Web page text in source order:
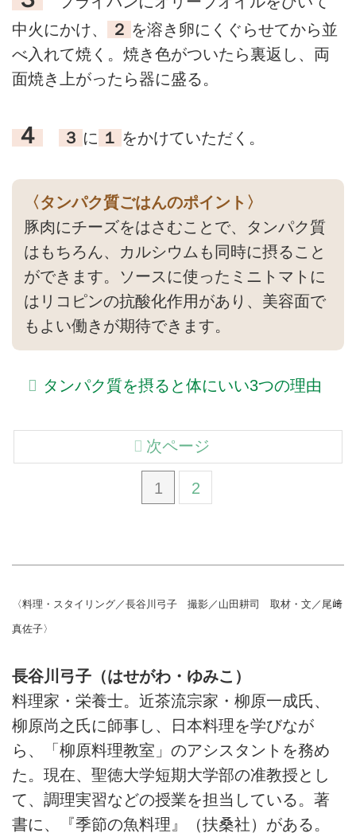
中火にかけ、
２ を溶き卵にくぐらせてから並
べ入れて焼く。焼き色がついたら裏返し、両
面焼き上がったら器に盛る。
４ ３ に １ をかけていただく。
〈タンパク質ごはんのポイント〉
豚肉にチーズをはさむことで、タンパク質
はもちろん、カルシウムも同時に摂ること
ができます。ソースに使ったミニトマトに
はリコピンの抗酸化作用があり、美容面で
もよい働きが期待できます。
タンパク質を摂ると体にいい3つの理由
1 2
次ページ
〈料理・スタイリング／長谷川弓子 撮影／山田耕司 取材・文／尾﨑
真佐子〉
長谷川弓子（はせがわ・ゆみこ）
料理家・栄養士。近茶流宗家・柳原一成氏、
柳原尚之氏に師事し、日本料理を学びなが
ら、「柳原料理教室」のアシスタントを務め
た。現在、聖徳大学短期大学部の准教授とし
て、調理実習などの授業を担当している。著
書に、『季節の魚料理』（扶桑社）がある。